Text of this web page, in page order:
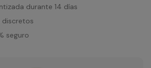
durante 14 días
discretos
seguro